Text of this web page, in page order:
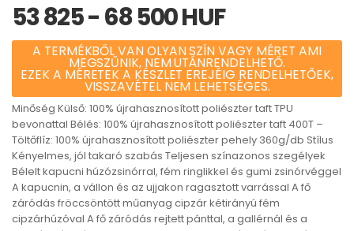
53 825 - 68 500 HUF
A TERMÉKBŐL VAN OLYAN SZÍN VAGY MÉRET AMI
MEGSZŰNIK, NEM UTÁNRENDELHETŐ.
EZEK A MÉRETEK A KÉSZLET EREJÉIG RENDELHETŐEK,
VISSZAVÉTEL NEM LEHETSÉGES.
Minőség Külső: 100% újrahasznosított poliészter taft TPU
bevonattal Bélés: 100% újrahasznosított poliészter taft 400T –
Töltőflíz: 100% újrahasznosított poliészter pehely 360g/db Stílus
Kényelmes, jól takaró szabás Teljesen színazonos szegélyek
Bélelt kapucni húzózsinórral, fém ringlikkel és gumi zsinórvéggel
A kapucnin, a vállon és az ujjakon ragasztott varrással A fő
záródás fröccsöntött műanyag cipzár kétirányú fém
cipzárhúzóval A fő záródás rejtett pánttal, a gallérnál és a